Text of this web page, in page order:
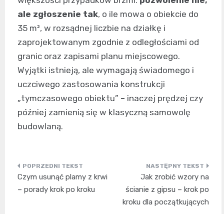
ale zgłoszenie tak, o ile mowa o obiekcie do
35 m², w rozsądnej liczbie na działkę i
zaprojektowanym zgodnie z odległościami od
granic oraz zapisami planu miejscowego.
Wyjątki istnieją, ale wymagają świadomego i
uczciwego zastosowania konstrukcji
„tymczasowego obiektu” – inaczej prędzej czy
później zamienią się w klasyczną samowolę
budowlaną.
Nawigacja
wpisu
Czym usunąć plamy z krwi
– porady krok po kroku
Jak zrobić wzory na
ścianie z gipsu – krok po
kroku dla początkujących